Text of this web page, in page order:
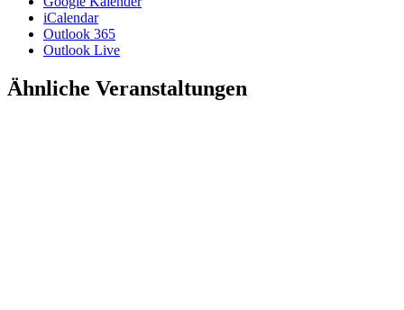
iCalendar
Outlook 365
Outlook Live
Ähnliche Veranstaltungen